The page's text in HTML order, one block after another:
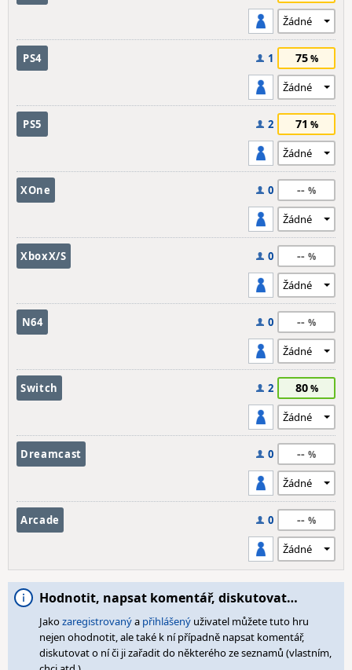
PS4 1 75
PS5 2 71
XOne 0 --
XboxX/S 0 --
N64 0 --
Switch 2 80
Dreamcast 0 --
Arcade 0 --
Hodnotit, napsat komentář, diskutovat…
Jakozaregistrovanýa přihlášený uživatel můžete tuto hru
nejen ohodnotit, ale také k ní případně napsat komentář,
diskutovat o ní či ji zařadit do některého ze seznamů (vlastním,